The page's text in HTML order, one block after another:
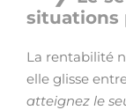
situations
La rentabilité
elle glisse
atteignez le